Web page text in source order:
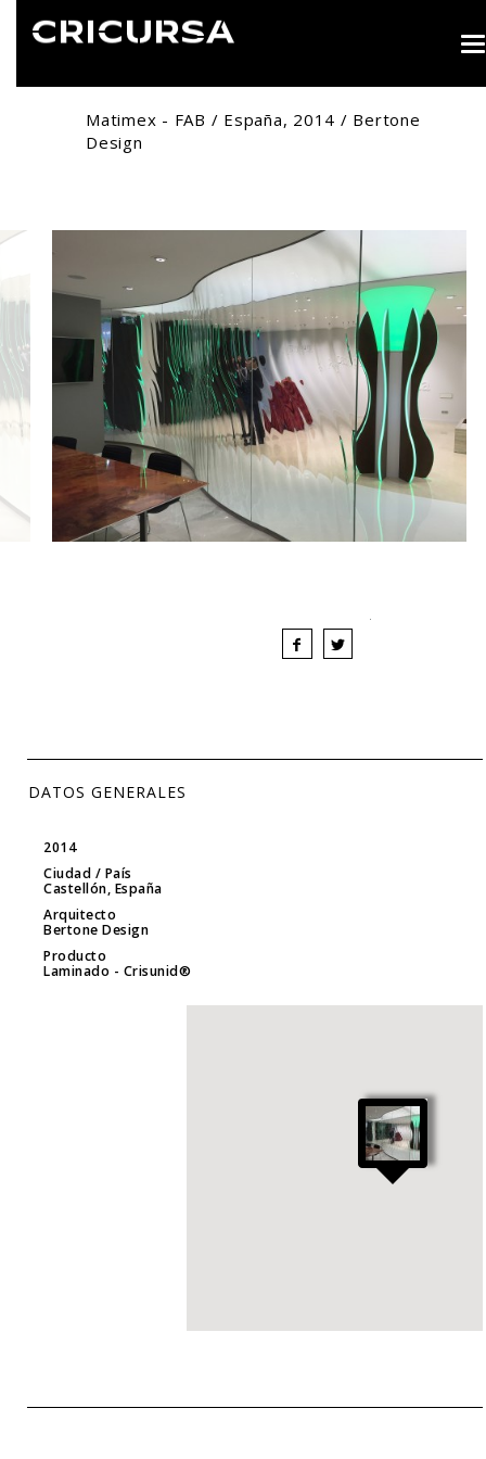
Matimex - FAB / España, 2014 / Bertone
Design
DATOS GENERALES
2014
Ciudad / País
Castellón, España
Arquitecto
Bertone Design
Producto
Laminado - Crisunid®